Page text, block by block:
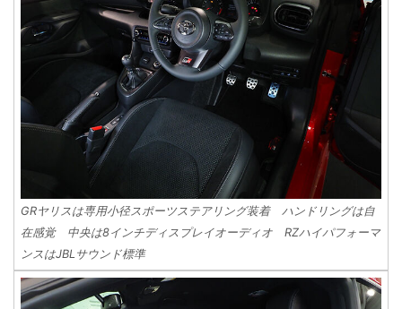
GRヤリスは専用小径スポーツステアリング装着 ハンドリングは自
在感覚 中央は8インチディスプレイオーディオ RZハイパフォーマ
ンスはJBLサウンド標準